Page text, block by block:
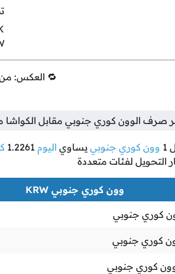
🔁 العكس: من
صرف الوون كوري جنوبي مقابل الكواشا
1 وون كوري جنوبي يساوي اليوم 1.2261
التحويل لفئات متعددة
وون كوري جنوبي KRW
كوري جنوبي
كوري جنوبي
كوري جنوبي